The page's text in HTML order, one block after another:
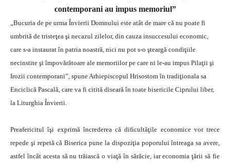
contemporani au impus memoriul”
„Bucuria de pe urma Învierii Domnului este atât de mare că nu poate fi
umbrită de tristeţea şi necazul zilelor, din cauza insuccesului economic,
care s-a instaurat în patria noastră, nici nu pot s-o şteargă condiţiile
necinstite şi împovărătoare ale memoriilor pe care ni le-au impus Pilaţii şi
Irozii contemporani”, spune Arhiepiscopul Hrisostom în tradiţionala sa
Enciclică Pascală, care va fi citită diseară în toate bisericile Ciprului liber,
la Liturghia Învierii.
Preafericitul îşi exprimă încrederea că dificultăţile economice vor trece
repede şi repetă că Biserica pune la dispoziţia poporului întreaga sa avere,
astfel încât acesta să nu trăiască o viaţă în sărăcie, iar economia ţării să fie